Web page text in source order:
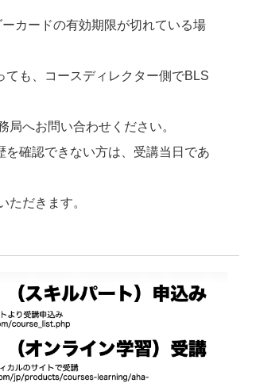
カードの有効期限が切れている場
も、コースディレクター側でBLS
へお問い合わせください。
確認できない方は、受講当日であ
だきます。